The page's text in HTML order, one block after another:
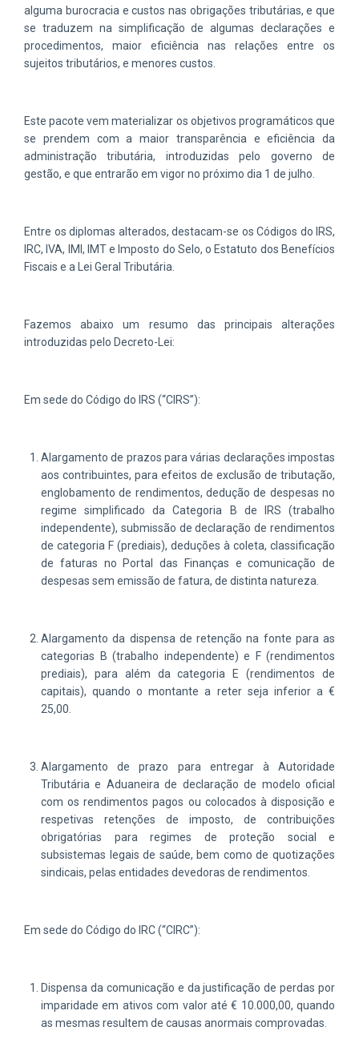
alguma burocracia e custos nas obrigações tributárias, e que
se traduzem na simplificação de algumas declarações e
procedimentos, maior eficiência nas relações entre os
sujeitos tributários, e menores custos.
Este pacote vem materializar os objetivos programáticos que
se prendem com a maior transparência e eficiência da
administração tributária, introduzidas pelo governo de
gestão, e que entrarão em vigor no próximo dia 1 de julho.
Entre os diplomas alterados, destacam-se os Códigos do IRS,
IRC, IVA, IMI, IMT e Imposto do Selo, o Estatuto dos Benefícios
Fiscais e a Lei Geral Tributária.
Fazemos abaixo um resumo das principais alterações
introduzidas pelo Decreto-Lei:
Em sede do Código do IRS (“CIRS”):
Alargamento de prazos para várias declarações impostas
aos contribuintes, para efeitos de exclusão de tributação,
englobamento de rendimentos, dedução de despesas no
regime simplificado da Categoria B de IRS (trabalho
independente), submissão de declaração de rendimentos
de categoria F (prediais), deduções à coleta, classificação
de faturas no Portal das Finanças e comunicação de
despesas sem emissão de fatura, de distinta natureza.
Alargamento da dispensa de retenção na fonte para as
categorias B (trabalho independente) e F (rendimentos
prediais), para além da categoria E (rendimentos de
capitais), quando o montante a reter seja inferior a €
25,00.
Alargamento de prazo para entregar à Autoridade
Tributária e Aduaneira de declaração de modelo oficial
com os rendimentos pagos ou colocados à disposição e
respetivas retenções de imposto, de contribuições
obrigatórias para regimes de proteção social e
subsistemas legais de saúde, bem como de quotizações
sindicais, pelas entidades devedoras de rendimentos.
Em sede do Código do IRC (“CIRC”):
Dispensa da comunicação e da justificação de perdas por
imparidade em ativos com valor até € 10.000,00, quando
as mesmas resultem de causas anormais comprovadas.